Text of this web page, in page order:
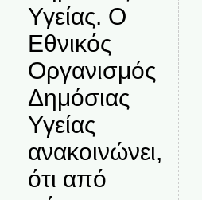
Υγείας. Ο
Εθνικός
Οργανισμός
Δημόσιας
Υγείας
ανακοινώνει,
ότι από